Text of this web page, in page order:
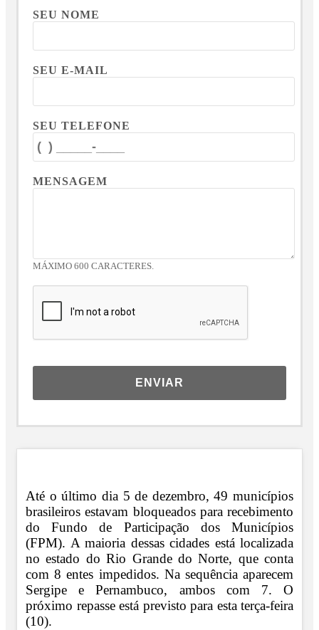
SEU NOME
SEU E-MAIL
SEU TELEFONE
MENSAGEM
MÁXIMO 600 CARACTERES.
ENVIAR
Até o último dia 5 de dezembro, 49 municípios
brasileiros estavam bloqueados para recebimento
do Fundo de Participação dos Municípios
(FPM). A maioria dessas cidades está localizada
no estado do Rio Grande do Norte, que conta
com 8 entes impedidos. Na sequência aparecem
Sergipe e Pernambuco, ambos com 7. O
próximo repasse está previsto para esta terça-feira
(10).